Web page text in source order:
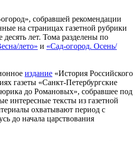
собравшей рекомендации
на страницах газетной рубрики
лет. Тома разделены по
лето» и «Сад-огород. Осень/
издание «История Российского
газеты «Санкт-Петербургские
до Романовых», собравшее под
интересные тексты из газетной
охватывают период с
до начала царствования